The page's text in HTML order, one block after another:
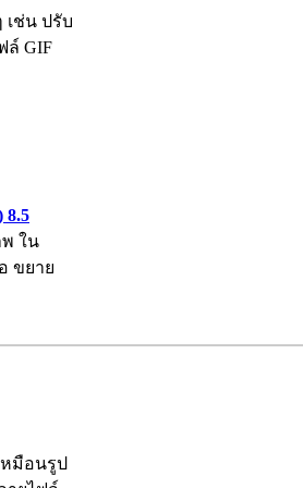
เช่น ปรับ
ล์ GIF
8.5
พ ใน
ขยาย
หมือนรูป